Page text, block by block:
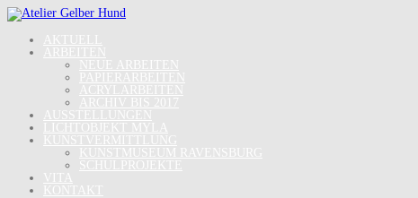
Skip
to
content
AKTUELL
ARBEITEN
NEUE ARBEITEN
PAPIERARBEITEN
ACRYLARBEITEN
ARCHIV BIS 2017
AUSSTELLUNGEN
LICHTOBJEKT MYLA
KUNSTVERMITTLUNG
KUNSTMUSEUM RAVENSBURG
SCHULPROJEKTE
VITA
KONTAKT